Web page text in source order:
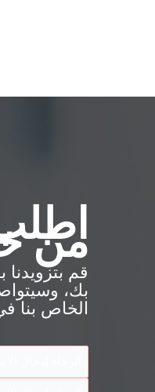
من
قم بتزويدنا
بك،
الخاص بنا